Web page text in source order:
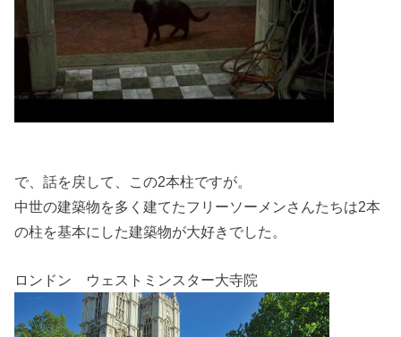
で、話を戻して、この2本柱ですが。
中世の建築物を多く建てたフリーソーメンさんたちは2本
の柱を基本にした建築物が大好きでした。
ロンドン ウェストミンスター大寺院